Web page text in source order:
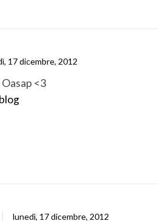
17 dicembre, 2012
<3
lunedì, 17 dicembre, 2012